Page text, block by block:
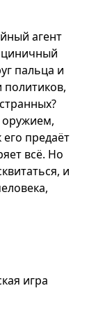
агент
циничный
пальца и
политиков,
оружием,
предаёт
всё. Но
и